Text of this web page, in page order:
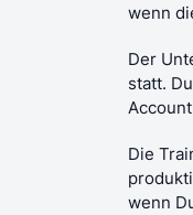
wenn
Der
statt.
Die
wenn